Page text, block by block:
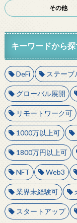
その他
キーワードから
DeFi ステーブ
グローバル展開
リモートワーク可
1000万以上可
1800万円以上可
NFT Web3
業界未経験可
スタートアップ